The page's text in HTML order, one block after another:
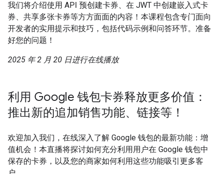
我们将介绍使用 API 预创建卡券、在 JWT 中创建嵌入式卡
券、共享多张卡券等方方面面的内容！本课程包含专门面向
开发者的实用提示和技巧，包括代码示例和问答环节。准备
好您的问题！
2025 年 2 月 20 日进行在线播放
利用 Google 钱包卡券释放更多价值：
推出新的追加销售功能、链接等！
欢迎加入我们，在线深入了解 Google 钱包的最新功能：增
值机会！本直播将探讨如何充分利用用户在 Google 钱包中
保存的卡券，以及您的商家如何利用这些功能吸引更多客